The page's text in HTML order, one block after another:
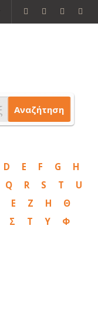
Αναζήτηση
D E F G
H
Q R S T
U
Ε Ζ Η
Θ
Σ Τ Υ
Φ